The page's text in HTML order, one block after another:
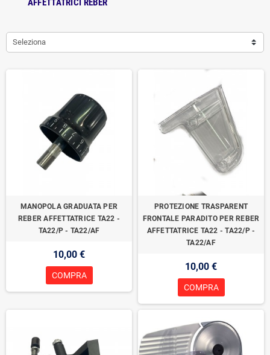
AFFETTATRICI REBER
Seleziona
MANOPOLA GRADUATA PER
REBER AFFETTATRICE TA22 -
TA22/P - TA22/AF
10,00 €
COMPRA
PROTEZIONE TRASPARENT
FRONTALE PARADITO PER REBER
AFFETTATRICE TA22 - TA22/P -
TA22/AF
10,00 €
COMPRA